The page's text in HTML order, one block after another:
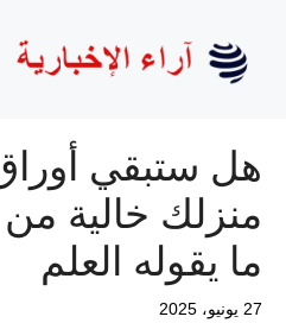
المحتوى
هل ستبقي
منزلك خالية من
ما يقوله العلم
27 يونيو، 2025